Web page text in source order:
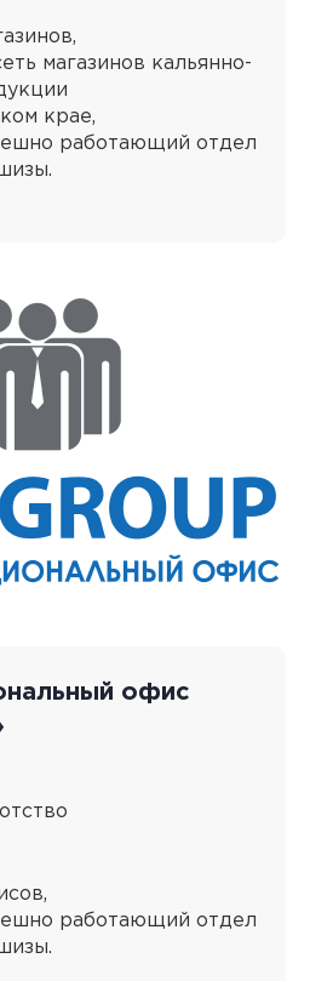
магазинов кальянно-
крае,
работающий отдел
офис
работающий отдел